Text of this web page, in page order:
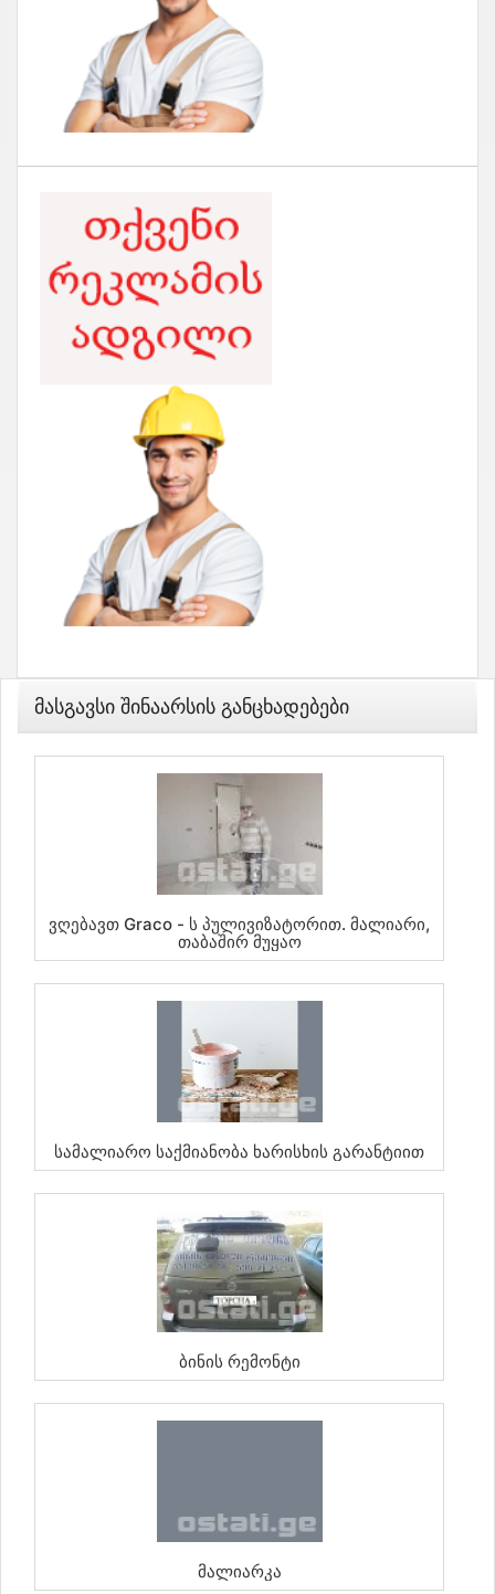
Მასგავსი Შინაარსის Განცხადებები
Ვღებავთ Graco - Ს Პულივიზატორით. Მალიარი,
Თაბაშირ Მუყაო
Სამალიარო Საქმიანობა Ხარისხის Გარანტიით
Ბინის Რემონტი
Მალიარკა